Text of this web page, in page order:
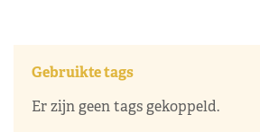
Gebruikte tags
Er zijn geen tags gekoppeld.